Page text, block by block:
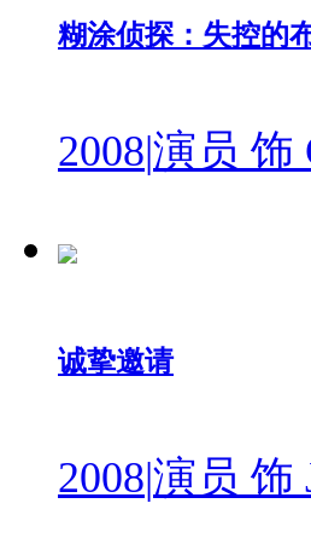
糊涂侦探：失控的
2008|演员 饰
诚挚邀请
2008|演员 饰